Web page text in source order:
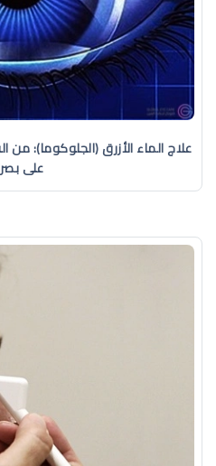
علاج الماء الأزرق (الجلوكوما): من
على